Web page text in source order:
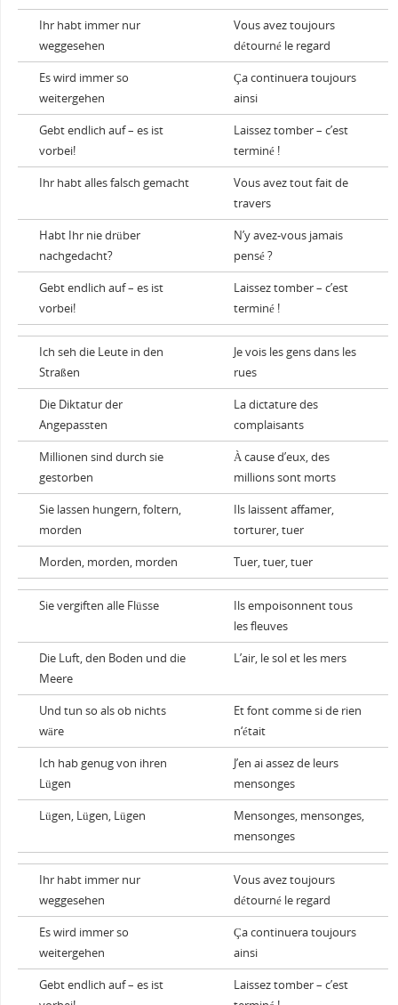
Ihr habt immer nur
weggesehen
Vous avez toujours
détourné le regard
Es wird immer so
weitergehen
Ça continuera toujours
ainsi
Gebt endlich auf – es ist
vorbei!
Laissez tomber – c’est
terminé !
Ihr habt alles falsch gemacht
Vous avez tout fait de
travers
Habt Ihr nie drüber
nachgedacht?
N’y avez-vous jamais
pensé ?
Gebt endlich auf – es ist
vorbei!
Laissez tomber – c’est
terminé !
Ich seh die Leute in den
Straßen
Je vois les gens dans les
rues
Die Diktatur der
Angepassten
La dictature des
complaisants
Millionen sind durch sie
gestorben
À cause d’eux, des
millions sont morts
Sie lassen hungern, foltern,
morden
Ils laissent affamer,
torturer, tuer
Morden, morden, morden Tuer, tuer, tuer
Sie vergiften alle Flüsse
Ils empoisonnent tous
les fleuves
Die Luft, den Boden und die
Meere
L’air, le sol et les mers
Und tun so als ob nichts
wäre
Et font comme si de rien
n‘était
Ich hab genug von ihren
Lügen
J’en ai assez de leurs
mensonges
Lügen, Lügen, Lügen
Mensonges, mensonges,
mensonges
Ihr habt immer nur
weggesehen
Vous avez toujours
détourné le regard
Es wird immer so
weitergehen
Ça continuera toujours
ainsi
Gebt endlich auf – es ist
Laissez tomber – c’est